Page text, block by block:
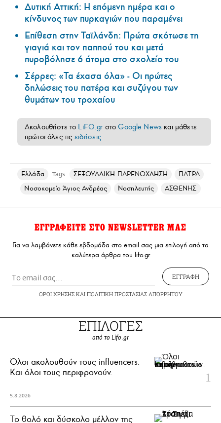
Δυτική Αττική: Η επόμενη ημέρα και ο
κίνδυνος των πυρκαγιών που παραμένει
Επίθεση στην Ταϊλάνδη: Πρώτα σκότωσε τη
γιαγιά και τον παππού του και μετά
πυροβόλησε 6 άτομα στο σχολείο του
Σέρρες: «Τα έχασα όλα» - Οι πρώτες
δηλώσεις του πατέρα και συζύγου των
θυμάτων του τροχαίου
Ακολουθήστε το LiFO.gr στοGoogle News και μάθετε
πρώτοι όλες τις ειδήσεις
Ελλάδα Tags ΣΕΞΟΥΑΛΙΚΗ ΠΑΡΕΝΟΧΛΗΣΗ
ΠΑΤΡΑ
Νοσοκομείο Άγιος Ανδρέας
Νοσηλευτής ΑΣΘΕΝΗΣ
ΕΓΓΡΑΦΕΙΤΕ ΣΤΟ NEWSLETTER ΜΑΣ
Για να λαμβάνετε κάθε εβδομάδα στο email σας μια επιλογή από τα
καλύτερα άρθρα του lifo.gr
ΕΓΓΡΑΦΗ
ΟΡΟΙ ΧΡΗΣΗΣΚΑΙ ΠΟΛΙΤΙΚΗ ΠΡΟΣΤΑΣΙΑΣ ΑΠΟΡΡΗΤΟΥ
ΕΠΙΛΟΓΕΣ
από το Lifo.gr
Όλοι ακολουθούν τους influencers.
Και όλοι τους περιφρονούν.
5.8.2026
Το θολό και δύσκολο μέλλον της